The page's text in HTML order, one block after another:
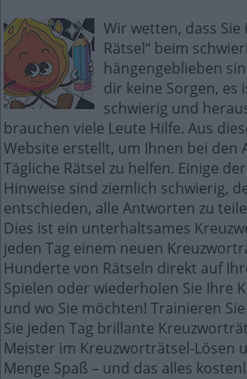
Wir wetten, dass Sie
Rätsel“ beim
hängengeblieben
dir keine Sorgen, es
schwierig und
brauchen viele Leute Hilfe. Aus
Website erstellt, um Ihnen bei den
Tägliche Rätsel zu helfen. Einige
Hinweise sind ziemlich schwierig,
entschieden, alle Antworten zu
Dies ist ein unterhaltsames
jeden Tag einem neuen
Hunderte von Rätseln direkt auf
Spielen oder wiederholen Sie Ihre
und wo Sie möchten! Trainieren
Sie jeden Tag brillante
Meister im Kreuzworträtsel-Lösen
Menge Spaß – und das alles